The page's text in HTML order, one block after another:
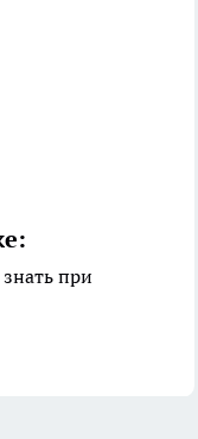
при